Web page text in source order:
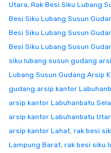
Utara, Rak Besi Siku Lubang
Besi Siku Lubang Susun
Besi Siku Lubang Susun
Besi Siku Lubang Susun
siku lubang susun gudang
Lubang Susun Gudang Arsip
gudang arsip kantor
arsip kantor Labuhanbatu
arsip kantor Labuhanbatu
arsip kantor Lahat, rak besi
Lampung Barat, rak besi siku